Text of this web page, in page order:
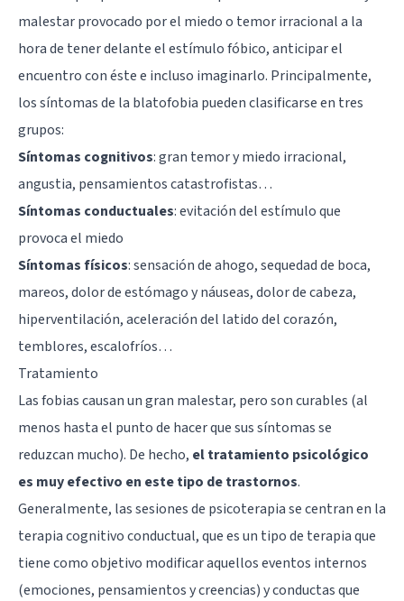
malestar provocado por el miedo o temor irracional a la
hora de tener delante el estímulo fóbico, anticipar el
encuentro con éste e incluso imaginarlo. Principalmente,
los síntomas de la blatofobia pueden clasificarse en tres
grupos:
Síntomas cognitivos: gran temor y miedo irracional,
angustia, pensamientos catastrofistas…
Síntomas conductuales: evitación del estímulo que
provoca el miedo
Síntomas físicos: sensación de ahogo, sequedad de boca,
mareos, dolor de estómago y náuseas, dolor de cabeza,
hiperventilación, aceleración del latido del corazón,
temblores, escalofríos…
Tratamiento
Las fobias causan un gran malestar, pero son curables (al
menos hasta el punto de hacer que sus síntomas se
reduzcan mucho). De hecho, el tratamiento psicológico
es muy efectivo en este tipo de trastornos.
Generalmente, las sesiones de psicoterapia se centran en la
terapia cognitivo conductual, que es un tipo de terapia que
tiene como objetivo modificar aquellos eventos internos
(emociones, pensamientos y creencias) y conductas que